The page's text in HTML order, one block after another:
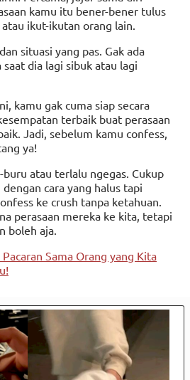
kamu itu bener-bener tulus
ikut-ikutan orang lain.
situasi yang pas. Gak ada
dia lagi sibuk atau lagi
kamu gak cuma siap secara
terbaik buat perasaan
Jadi, sebelum kamu confess,
ya!
atau terlalu ngegas. Cukup
cara yang halus tapi
ke crush tanpa ketahuan.
perasaan mereka ke kita, tetapi
boleh aja.
Sama Orang yang Kita